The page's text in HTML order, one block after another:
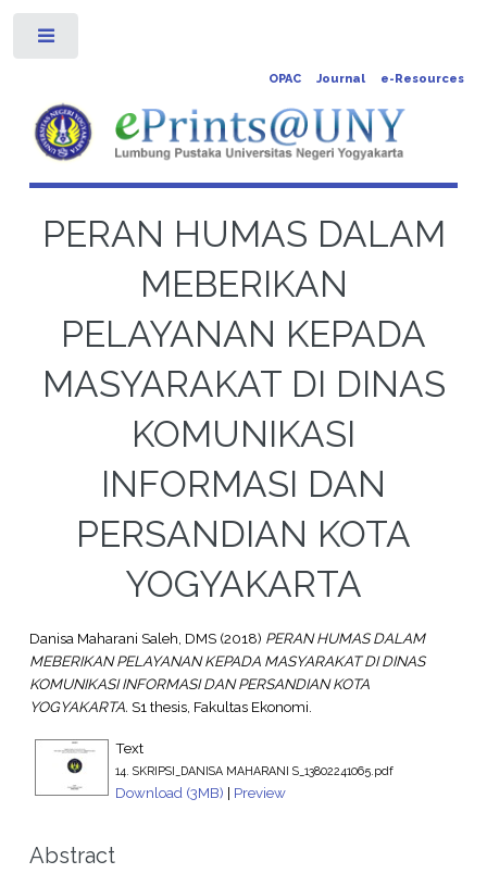
OPAC Journal e-Resources
PERAN HUMAS DALAM
MEBERIKAN
PELAYANAN KEPADA
MASYARAKAT DI DINAS
KOMUNIKASI
INFORMASI DAN
PERSANDIAN KOTA
YOGYAKARTA
Danisa Maharani Saleh, DMS(2018) PERAN HUMAS DALAM
MEBERIKAN PELAYANAN KEPADA MASYARAKAT DI DINAS
KOMUNIKASI INFORMASI DAN PERSANDIAN KOTA
YOGYAKARTA. S1 thesis, Fakultas Ekonomi.
Text
14. SKRIPSI_DANISA MAHARANI S_13802241065.pdf
Download (3MB) | Preview
Abstract